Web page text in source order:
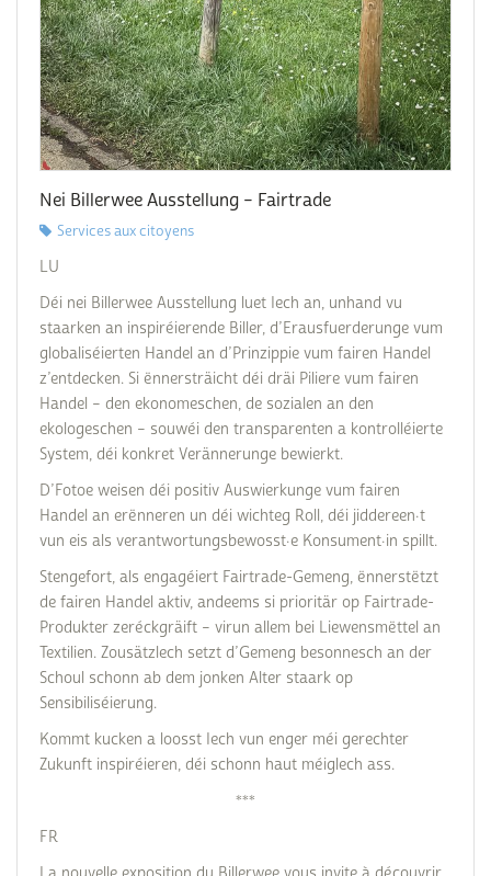
Nei Billerwee Ausstellung – Fairtrade
Services aux citoyens
LU
Déi nei Billerwee Ausstellung luet Iech an, unhand vu
staarken an inspiréierende Biller, d’Erausfuerderunge vum
globaliséierten Handel an d’Prinzippie vum fairen Handel
z’entdecken. Si ënnersträicht déi dräi Piliere vum fairen
Handel – den ekonomeschen, de sozialen an den
ekologeschen – souwéi den transparenten a kontrolléierte
System, déi konkret Verännerunge bewierkt.
D’Fotoe weisen déi positiv Auswierkunge vum fairen
Handel an erënneren un déi wichteg Roll, déi jiddereen·t
vun eis als verantwortungsbewosst·e Konsument·in spillt.
Stengefort, als engagéiert Fairtrade-Gemeng, ënnerstëtzt
de fairen Handel aktiv, andeems si prioritär op Fairtrade-
Produkter zeréckgräift – virun allem bei Liewensmëttel an
Textilien. Zousätzlech setzt d’Gemeng besonnesch an der
Schoul schonn ab dem jonken Alter staark op
Sensibiliséierung.
Kommt kucken a loosst Iech vun enger méi gerechter
Zukunft inspiréieren, déi schonn haut méiglech ass.
***
FR